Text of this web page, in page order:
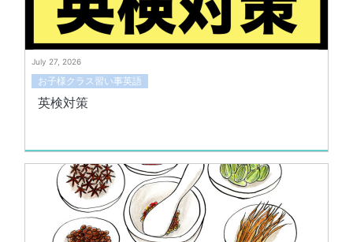
July 27, 2026
お子様クラス習い事英語
英検対策